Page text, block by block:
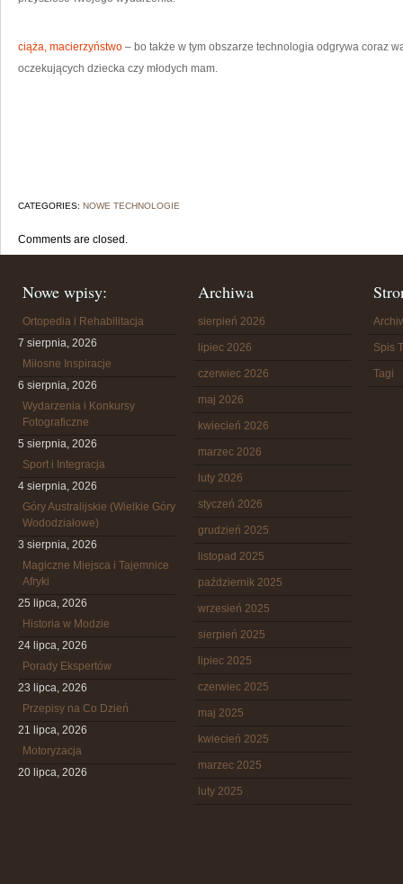
ciąża, macierzyństwo – bo także w tym obszarze technologia odgrywa coraz
oczekujących dziecka czy młodych mam.
CATEGORIES: NOWE TECHNOLOGIE
Comments are closed.
Nowe wpisy:
Ortopedia i Rehabilitacja
7 sierpnia, 2026
Miłosne Inspiracje
6 sierpnia, 2026
Wydarzenia i Konkursy
Fotograficzne
5 sierpnia, 2026
Sport i Integracja
4 sierpnia, 2026
Góry Australijskie (Wielkie Góry
Wododziałowe)
3 sierpnia, 2026
Magiczne Miejsca i Tajemnice
Afryki
25 lipca, 2026
Historia w Modzie
24 lipca, 2026
Porady Ekspertów
23 lipca, 2026
Przepisy na Co Dzień
21 lipca, 2026
Motoryzacja
20 lipca, 2026
Archiwa
sierpień 2026
lipiec 2026
czerwiec 2026
maj 2026
kwiecień 2026
marzec 2026
luty 2026
styczeń 2026
grudzień 2025
listopad 2025
październik 2025
wrzesień 2025
sierpień 2025
lipiec 2025
czerwiec 2025
maj 2025
kwiecień 2025
marzec 2025
luty 2025
Spis
Tagi